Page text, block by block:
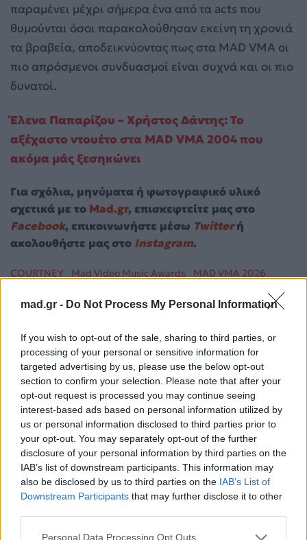
mad.gr - Do Not Process My Personal Information
If you wish to opt-out of the sale, sharing to third parties, or
processing of your personal or sensitive information for
targeted advertising by us, please use the below opt-out
section to confirm your selection. Please note that after your
opt-out request is processed you may continue seeing
interest-based ads based on personal information utilized by
us or personal information disclosed to third parties prior to
your opt-out. You may separately opt-out of the further
disclosure of your personal information by third parties on the
IAB’s list of downstream participants. This information may
also be disclosed by us to third parties on the IAB’s List of
Downstream Participants that may further disclose it to other
Personal Data Processing Opt Outs
παραμένει μέχρι σήμερα ένα από τα acts που
θυμούνται όσοι παρακολούθησαν εκείνη τη χρονιά
τα βραβεία, αποδεικνύοντας πως στα MAD VMA οι
πιο απρόσμενοι συνδυασμοί είναι συχνά και οι πιο
δυνατοί.
Έλενα Παπαρίζου – Χρήστος Δάντης: Το
αξέχαστο ντουέτο στα MAD VMA 2004 που
ακόμα μάς ξεσηκώνει
Για σχόλια, μηνύματα ή φωτογραφικό υλικό
σχετικά με το Mad.gr, επισκεφτείτε μας στο
Facebook, επικοινωνήστε μέσω Twitterή
ακολουθήστε μας στο Instagram.
COURTNEY Mad Video Music Awards
MAD VMA 2026
Mad.gr στο Google
News
Ακολουθήστε το
Mad.gr στο MSN
Μοιράσου αυτό το άρθρο